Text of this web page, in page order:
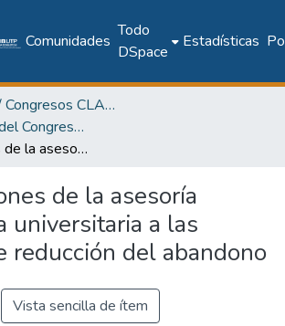
Comunidades
Todo
DSpace
Estadísticas
RedGuia / Congresos CLABES
Publicaciones del Congreso Internacional CLABES
Contribuciones de la asesoría pedagógica universitaria a las políticas de reducción del abandono
de la asesoría
universitaria a las
reducción del abandono
Vista sencilla de ítem